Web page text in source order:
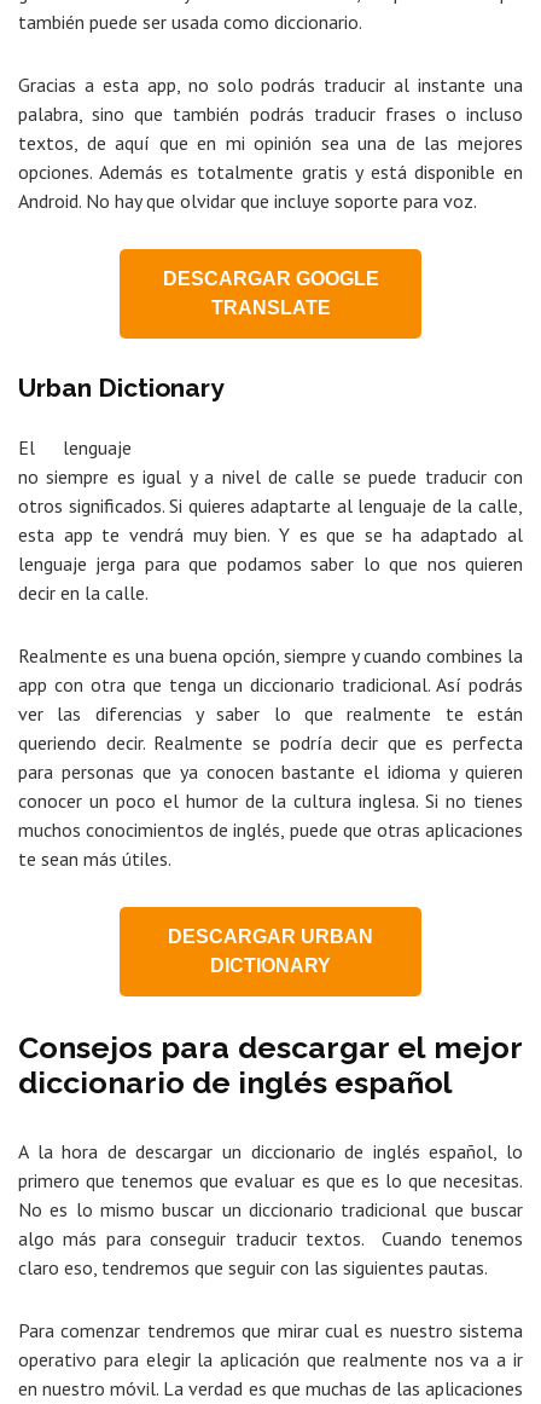
también puede ser usada como diccionario.
Gracias a esta app, no solo podrás traducir al instante una
palabra, sino que también podrás traducir frases o incluso
textos, de aquí que en mi opinión sea una de las mejores
opciones. Además es totalmente gratis y está disponible en
Android. No hay que olvidar que incluye soporte para voz.
DESCARGAR GOOGLE
TRANSLATE
Urban Dictionary
El lenguaje
no siempre es igual y a nivel de calle se puede traducir con
otros significados. Si quieres adaptarte al lenguaje de la calle,
esta app te vendrá muy bien. Y es que se ha adaptado al
lenguaje jerga para que podamos saber lo que nos quieren
decir en la calle.
Realmente es una buena opción, siempre y cuando combines la
app con otra que tenga un diccionario tradicional. Así podrás
ver las diferencias y saber lo que realmente te están
queriendo decir. Realmente se podría decir que es perfecta
para personas que ya conocen bastante el idioma y quieren
conocer un poco el humor de la cultura inglesa. Si no tienes
muchos conocimientos de inglés, puede que otras aplicaciones
te sean más útiles.
DESCARGAR URBAN
DICTIONARY
Consejos para descargar el mejor
diccionario de inglés español
A la hora de descargar un diccionario de inglés español, lo
primero que tenemos que evaluar es que es lo que necesitas.
No es lo mismo buscar un diccionario tradicional que buscar
algo más para conseguir traducir textos. Cuando tenemos
claro eso, tendremos que seguir con las siguientes pautas.
Para comenzar tendremos que mirar cual es nuestro sistema
operativo para elegir la aplicación que realmente nos va a ir
en nuestro móvil. La verdad es que muchas de las aplicaciones